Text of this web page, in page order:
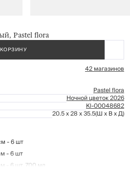
Pastel flora
42 магазинов
Pastel flora
Ночной цветок 2026
Kl-00048682
20.5 x 28 x 35.5(Ш x В x Д)
- 6 шт
- 6 шт
- 6 шт, 700 мл